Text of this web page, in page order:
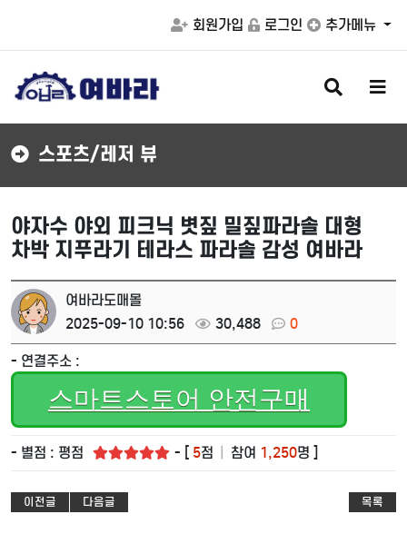
회원가입 로그인 추가메뉴
검
색
버
메
버
스포츠/레저 뷰
야자수 야외 피크닉 볏짚 밀짚파라솔 대형
차박 지푸라기 테라스 파라솔 감성 여바라
여바라도매몰
2025-09-10 10:56
30,488 0
- 연결주소 :
스마트스토어 안전구매
- 별점 : 평점 - [ 5점 참여 1,250명 ]
이전글 다음글 목록